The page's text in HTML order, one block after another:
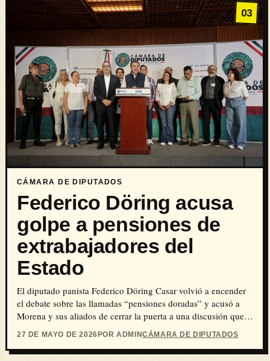
03
CÁMARA DE DIPUTADOS
Federico Döring acusa
golpe a pensiones de
extrabajadores del
Estado
El diputado panista Federico Döring Casar volvió a encender
el debate sobre las llamadas “pensiones doradas” y acusó a
Morena y sus aliados de cerrar la puerta a una discusión que,
según la oposición, afecta directamente a miles de jubilados de
empresas del Estado como la Comisión Federal de Electricidad
y Petróleos Mexicanos.
27 DE MAYO DE 2026 POR ADMINCÁMARA DE DIPUTADOS